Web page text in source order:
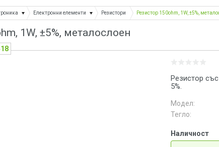
Електронни елементи Резистори Резистор 150ohm, 1W, ±5%,
1W, ±5%, металослоен
Резистор
5%.
Модел:
Тегло:
Наличност